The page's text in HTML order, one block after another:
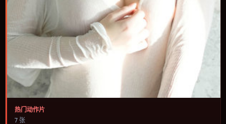
热门动作片
7 张